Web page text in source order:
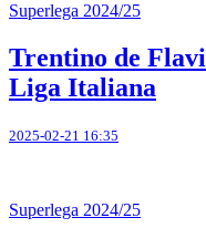
Superlega 2024/25
Trentino de
Liga Italiana
2025-02-21 16:35
Superlega 2024/25